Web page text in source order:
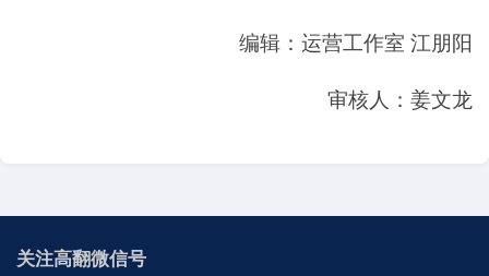
编辑：运营工作室 江朋阳
审核人：姜文龙
关注高翻微信号